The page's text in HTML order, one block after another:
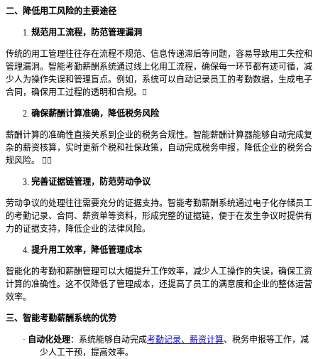
二、降低用工风险的主要途径
1. 规范用工流程，防范管理漏洞
传统的用工管理往往存在流程不规范、信息传递滞后等问题，容易导致用工失控和
管理漏洞。智能考勤薪酬系统通过线上化用工流程，确保每一环节都有迹可循，减
少人为操作失误和管理盲点。例如，系统可以自动记录员工的考勤数据，生成电子
合同，确保用工过程的透明和合规。 
2. 确保薪酬计算准确，降低税务风险
薪酬计算的准确性直接关系到企业的税务合规性。智能薪酬计算器能够自动完成复
杂的薪资核算，实时更新个税和社保政策，自动完成税务申报，降低企业的税务合
规风险。

3. 完善证据链管理，防范劳动争议
劳动争议的处理往往需要充分的证据支持。智能考勤薪酬系统通过电子化存储员工
的考勤记录、合同、薪资单等资料，形成完整的证据链，便于在发生争议时提供有
力的证据支持，降低企业的法律风险。
4. 提升用工效率，降低管理成本
智能化的考勤和薪酬管理可以大幅提升工作效率，减少人工操作的失误，确保工资
计算的准确性。这不仅降低了管理成本，还提高了员工的满意度和企业的整体运营
效率。
三、智能考勤薪酬系统的优势
· 自动化处理：系统能够自动完成考勤记录、薪资计算、税务申报等工作，减
少人工干预，提高效率。